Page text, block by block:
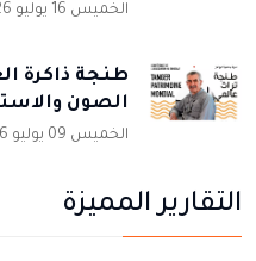
الخميس 16 يوليو 2026
طنجة ذاكرة
الصون
الخميس 09 يوليو 2026
التقارير المميزة